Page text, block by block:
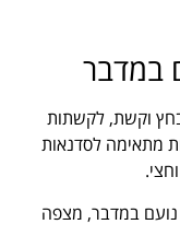
במדבר
בחץ וקשת, לקשתות
מתאימה לסדנאות
במדבר, מצפה